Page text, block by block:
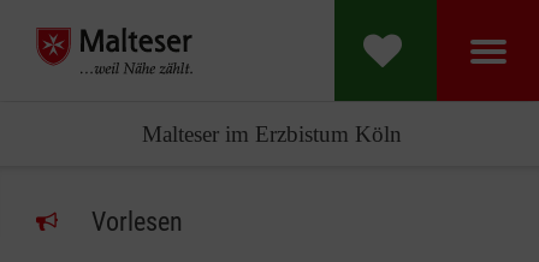
Malteser im Erzbistum Köln
Vorlesen